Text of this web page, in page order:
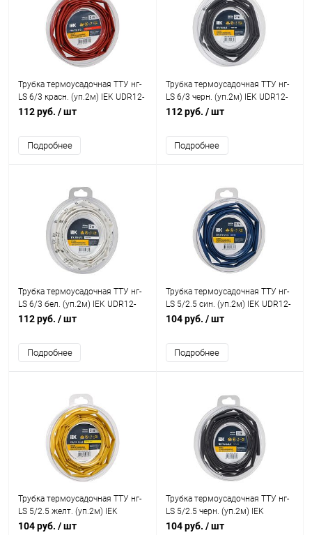
Трубка термоусадочная ТТУ нг-
LS 6/3 красн. (уп.2м) IEK UDR12-
006-003-002-K04-T
112 руб. / шт
Подробнее
Трубка термоусадочная ТТУ нг-
LS 6/3 черн. (уп.2м) IEK UDR12-
006-003-002-K02-T
112 руб. / шт
Подробнее
Трубка термоусадочная ТТУ нг-
LS 6/3 бел. (уп.2м) IEK UDR12-
006-003-002-K01-T
112 руб. / шт
Подробнее
Трубка термоусадочная ТТУ нг-
LS 5/2.5 син. (уп.2м) IEK UDR12-
005-D25-002-K07-T
104 руб. / шт
Подробнее
Трубка термоусадочная ТТУ нг-
LS 5/2.5 желт. (уп.2м) IEK
UDR12-005-D25-002-K05-T
104 руб. / шт
Трубка термоусадочная ТТУ нг-
LS 5/2.5 черн. (уп.2м) IEK
UDR12-005-D25-002-K02-T
104 руб. / шт